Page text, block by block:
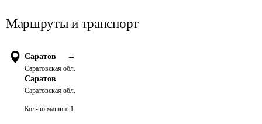
Маршруты и транспорт
Саратов →
Саратовская обл.
Саратов
Саратовская обл.
Кол-во машин: 1